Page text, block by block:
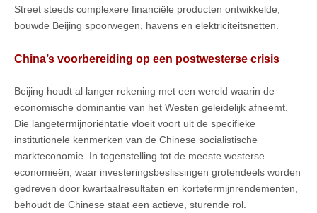
Street steeds complexere financiële producten ontwikkelde,
bouwde Beijing spoorwegen, havens en elektriciteitsnetten.
China’s voorbereiding op een postwesterse crisis
Beijing houdt al langer rekening met een wereld waarin de
economische dominantie van het Westen geleidelijk afneemt.
Die langetermijnoriëntatie vloeit voort uit de specifieke
institutionele kenmerken van de Chinese socialistische
markteconomie. In tegenstelling tot de meeste westerse
economieën, waar investeringsbeslissingen grotendeels worden
gedreven door kwartaalresultaten en kortetermijnrendementen,
behoudt de Chinese staat een actieve, sturende rol.